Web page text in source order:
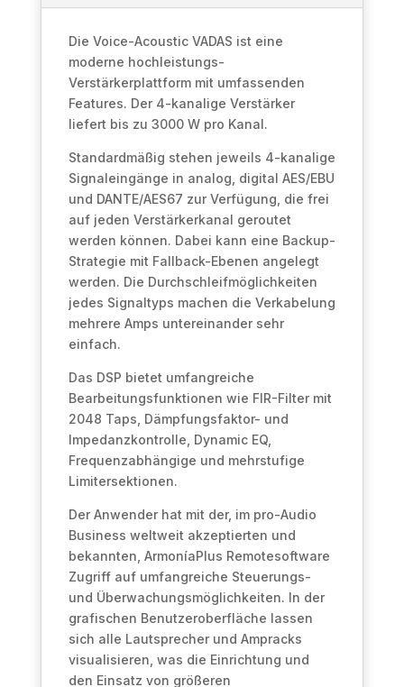
Die Voice-Acoustic VADAS ist eine
moderne hochleistungs-
Verstärkerplattform mit umfassenden
Features. Der 4-kanalige Verstärker
liefert bis zu 3000 W pro Kanal.
Standardmäßig stehen jeweils 4-kanalige
Signaleingänge in analog, digital AES/EBU
und DANTE/AES67 zur Verfügung, die frei
auf jeden Verstärkerkanal geroutet
werden können. Dabei kann eine Backup-
Strategie mit Fallback-Ebenen angelegt
werden. Die Durchschleifmöglichkeiten
jedes Signaltyps machen die Verkabelung
mehrere Amps untereinander sehr
einfach.
Das DSP bietet umfangreiche
Bearbeitungsfunktionen wie FIR-Filter mit
2048 Taps, Dämpfungsfaktor- und
Impedanzkontrolle, Dynamic EQ,
Frequenzabhängige und mehrstufige
Limitersektionen.
Der Anwender hat mit der, im pro-Audio
Business weltweit akzeptierten und
bekannten, ArmoníaPlus Remotesoftware
Zugriff auf umfangreiche Steuerungs-
und Überwachungsmöglichkeiten. In der
grafischen Benutzeroberfläche lassen
sich alle Lautsprecher und Ampracks
visualisieren, was die Einrichtung und
den Einsatz von größeren